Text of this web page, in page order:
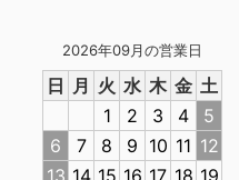
2026年09月の営業日
日 月 火 水 木 金 土
1
2 3 4
5
6
7 8 9 10 11 12